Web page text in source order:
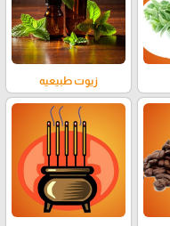
زيوت طبيعيه